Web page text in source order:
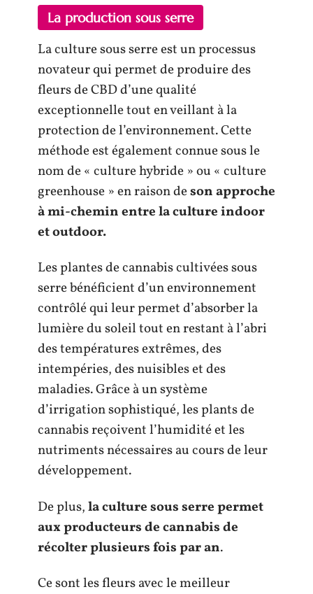
La production sous serre
La culture sous serre est un processus
novateur qui permet de produire des
fleurs de CBD d’une qualité
exceptionnelle tout en veillant à la
protection de l’environnement. Cette
méthode est également connue sous le
nom de « culture hybride » ou « culture
greenhouse » en raison deson approche
àmi-chemin entre la culture indoor
et outdoor.
Les plantes de cannabis cultivées sous
serre bénéficient d’un environnement
contrôlé qui leur permet d’absorber la
lumière du soleil tout en restant à l’abri
des températures extrêmes, des
intempéries, des nuisibles et des
maladies. Grâce à un système
d’irrigation sophistiqué, les plants de
cannabis reçoivent l’humidité et les
nutriments nécessaires au cours de leur
développement.
De plus,la culture sous serre permet
aux producteurs de cannabis de
récolter plusieurs fois par an.
Ce sont les fleurs avec le meilleur